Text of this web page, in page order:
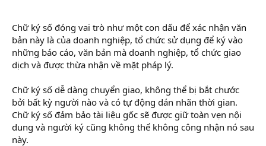
Chữ ký số đóng vai trò như một con dấu để xác nhận văn
bản này là của doanh nghiệp, tổ chức sử dụng để ký vào
những báo cáo, văn bản mà doanh nghiệp, tổ chức giao
dịch và được thừa nhận về mặt pháp lý.
Chữ ký số dễ dàng chuyển giao, không thể bị bắt chước
bởi bất kỳ người nào và có tự động dán nhãn thời gian.
Chữ ký số đảm bảo tài liệu gốc sẽ được giữ toàn vẹn nội
dung và người ký cũng không thể không công nhận nó sau
này.